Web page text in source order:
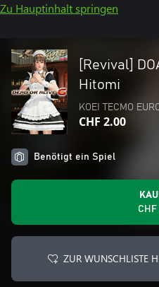
Zu Hauptinhalt springen
[Revival]
Hitomi
KOEI TECMO
CHF 2.00
Benötigt ein Spiel
CHF
ZUR WUNSCHLISTE